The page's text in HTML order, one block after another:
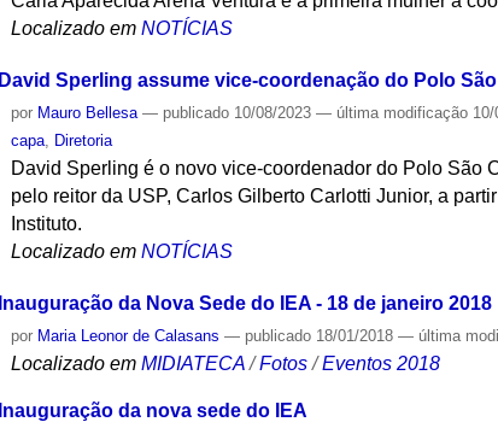
Localizado em NOTÍCIAS
David Sperling assume vice-coordenação do Polo
por Mauro Bellesa — publicado 10/08/2023— última modificação
capa, Diretoria
David Sperling é o novo vice-coordenador do Polo São
pelo reitor da USP, Carlos Gilberto Carlotti Junior, a
Instituto.
Localizado em NOTÍCIAS
Inauguração da Nova Sede do IEA - 18 de janeiro 2018
por Maria Leonor de Calasans — publicado 18/01/2018— última
Localizado em MIDIATECA /Fotos /Eventos 2018
Inauguração da nova sede do IEA